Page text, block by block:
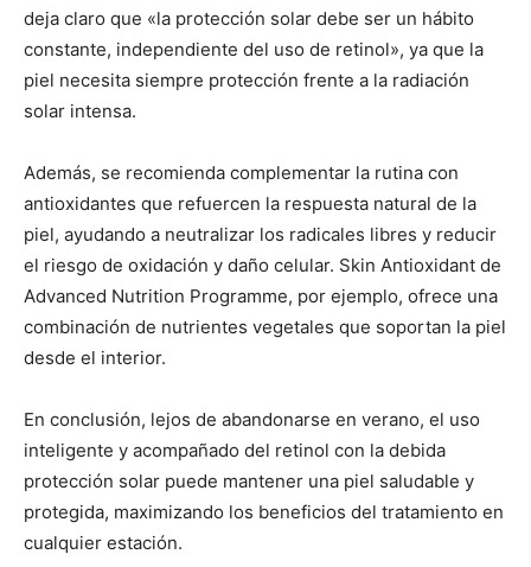
deja claro que «la protección solar debe ser un hábito
constante, independiente del uso de retinol», ya que la
piel necesita siempre protección frente a la radiación
solar intensa.
Además, se recomienda complementar la rutina con
antioxidantes que refuercen la respuesta natural de la
piel, ayudando a neutralizar los radicales libres y reducir
el riesgo de oxidación y daño celular. Skin Antioxidant de
Advanced Nutrition Programme, por ejemplo, ofrece una
combinación de nutrientes vegetales que soportan la piel
desde el interior.
En conclusión, lejos de abandonarse en verano, el uso
inteligente y acompañado del retinol con la debida
protección solar puede mantener una piel saludable y
protegida, maximizando los beneficios del tratamiento en
cualquier estación.